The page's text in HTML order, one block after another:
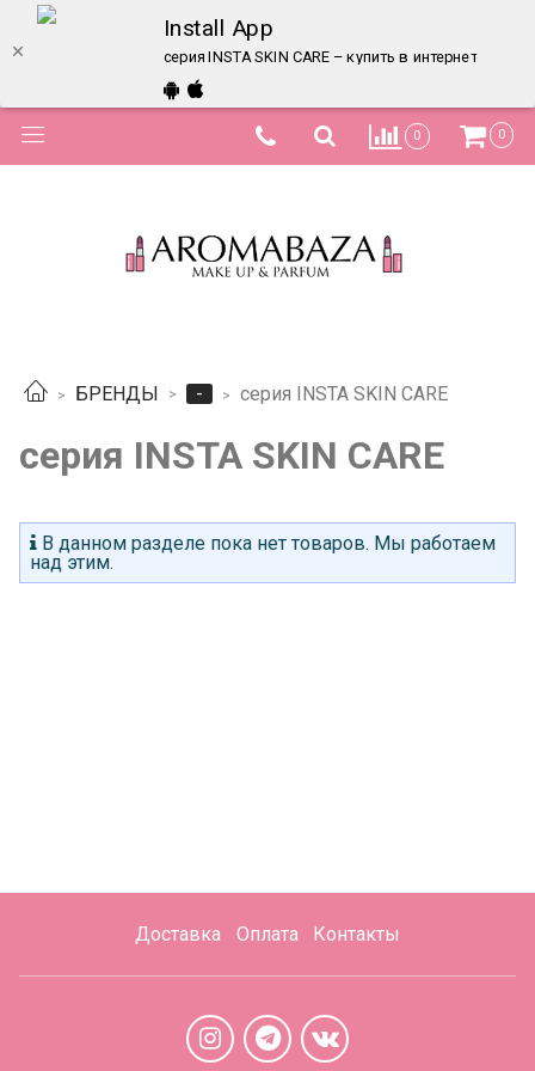
Install App
серия INSTA SKIN CARE – купить в интернет-
0 0
БРЕНДЫ - серия INSTA SKIN CARE
серия INSTA SKIN CARE
В данном разделе пока нет товаров. Мы работаем
над этим.
Доставка Оплата Контакты